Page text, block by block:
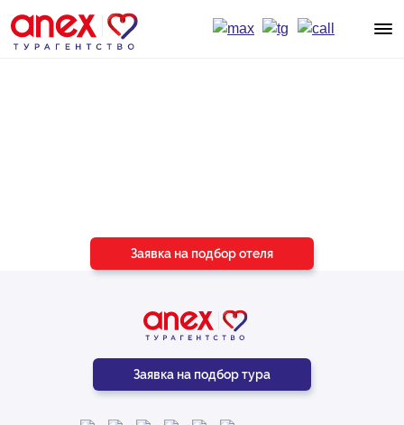
Заявка на подбор отеля
Заявка на подбор тура